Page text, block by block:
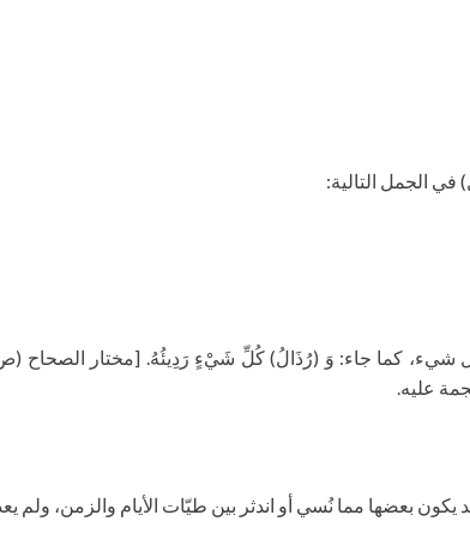
الجمل التالية:
عليه.
يكون بعضها مما نُسي أو اندثر بين طيّات الأيام والزمن، ولم